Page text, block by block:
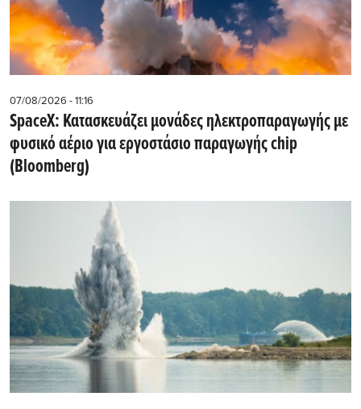
07/08/2026 - 11:16
SpaceX: Κατασκευάζει μονάδες ηλεκτροπαραγωγής με
φυσικό αέριο για εργοστάσιο παραγωγής chip
(Bloomberg)